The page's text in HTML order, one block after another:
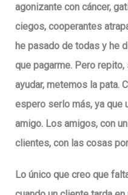
agonizante con cáncer,
ciegos, cooperantes
he pasado de todas y he
que pagarme. Pero
ayudar, metemos la pata.
espero serlo más, ya que
amigo. Los amigos, con
clientes, con las cosas
Lo único que creo que